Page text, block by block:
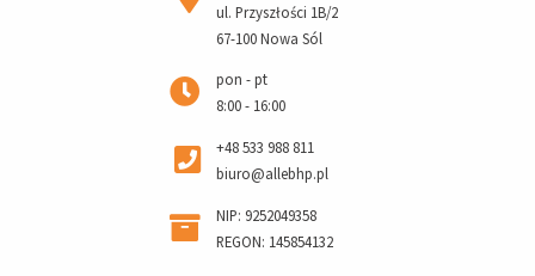
ul. Przyszłości 1B/2
67-100 Nowa Sól
pon - pt
8:00 - 16:00
+48 533 988 811
biuro@allebhp.pl
NIP: 9252049358
REGON: 145854132